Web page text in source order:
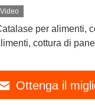
Video
per alimenti,
cottura di pane
Ottenga il